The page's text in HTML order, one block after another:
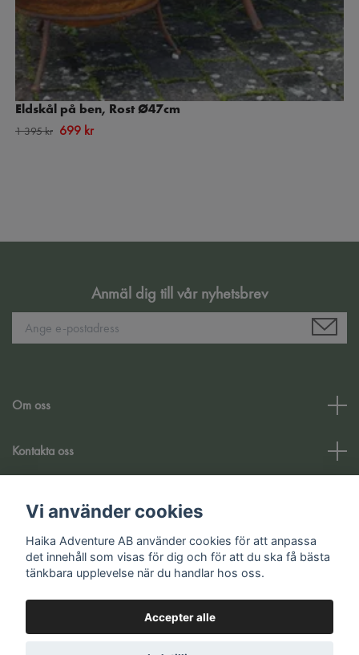
Eldskål på ben, Rost Ø47cm
1 395 kr 699 kr
Anmäl dig till vår nyhetsbrev
Om oss
Kontakta oss
Sociale medier
Vi använder cookies
Haika Adventure AB använder cookies för att anpassa
det innehåll som visas för dig och för att du ska få bästa
tänkbara upplevelse när du handlar hos oss.
Accepter alle